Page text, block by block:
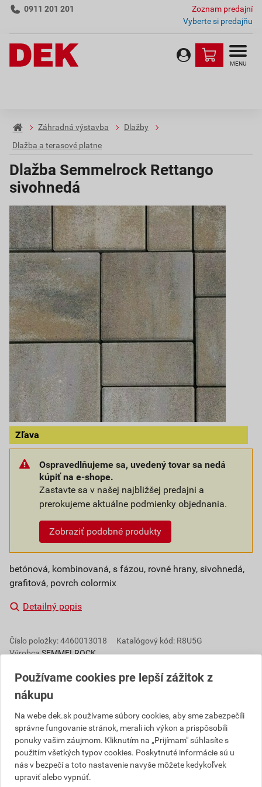
0911 201 201
Zoznam predajní
Vyberte si predajňu
MENU
Záhradná výstavba
Dlažby
Dlažba a terasové platne
Dlažba Semmelrock Rettango
sivohnedá
Zľava
Ospravedlňujeme sa, uvedený tovar sa nedá
kúpiť na e-shope.
Zastavte sa v našej najbližšej predajni a
prerokujeme aktuálne podmienky objednania.
Zobraziť podobné produkty
betónová, kombinovaná, s fázou, rovné hrany, sivohnedá,
grafitová, povrch colormix
Detailný popis
Číslo položky:4460013018
Katalógový kód: R8U5G
VýrobcaSEMMELROCK
Ak si myslíte, že klasická betónová dlažba je nuda, tak
Rettango kombi vás vyvedie z omylu. Jej melírovaný
vzor a netradičná farebná škála umožňuje vytvoriť
skutočne nevšedný celkový dojem, najmä na väčších
Používame cookies pre lepší zážitok z
nákupu
Na webe dek.sk používame súbory cookies, aby sme zabezpečili
správne fungovanie stránok, merali ich výkon a prispôsobili
ponuky vašim záujmom. Kliknutím na „Prijímam" súhlasíte s
použitím všetkých typov cookies. Poskytnuté informácie sú u
nás v bezpečí a toto nastavenie navyše môžete kedykoľvek
upraviť alebo vypnúť.